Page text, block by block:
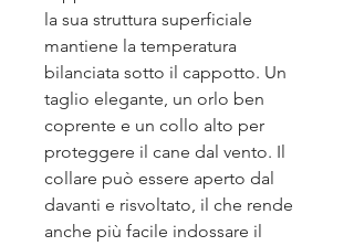
la sua struttura superficiale
mantiene la temperatura
bilanciata sotto il cappotto. Un
taglio elegante, un orlo ben
coprente e un collo alto per
proteggere il cane dal vento. Il
collare può essere aperto dal
davanti e risvoltato, il che rende
anche più facile indossare il